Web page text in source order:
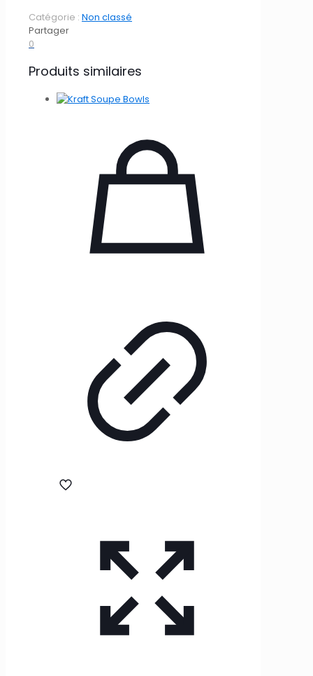
Catégorie : Non classé
Partager
0
Produits similaires